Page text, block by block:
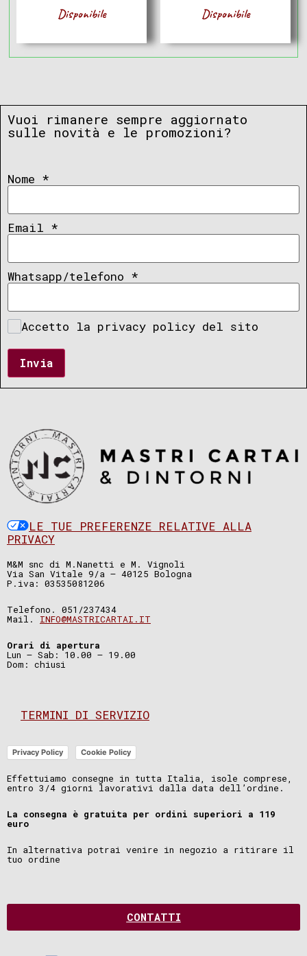
Disponibile Disponibile
Vuoi rimanere sempre aggiornato
sulle novità e le promozioni?
Nome *
Email *
Whatsapp/telefono *
Accetto la privacy policy del sito
Invia
LE TUE PREFERENZE RELATIVE ALLA
PRIVACY
M&M snc di M.Nanetti e M. Vignoli
Via San Vitale 9/a – 40125 Bologna
P.iva: 03535081206
Telefono. 051/237434
Mail. INFO@MASTRICARTAI.IT
Orari di apertura
Lun – Sab: 10.00 – 19.00
Dom: chiusi
TERMINI DI SERVIZIO
Privacy Policy Cookie Policy
Effettuiamo consegne in tutta Italia, isole comprese,
entro 3/4 giorni lavorativi dalla data dell’ordine.
La consegna è gratuita per ordini superiori a 119
euro
In alternativa potrai venire in negozio a ritirare il
tuo ordine
CONTATTI